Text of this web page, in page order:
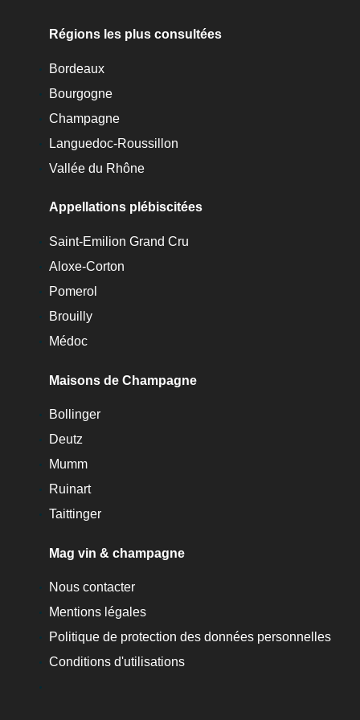
Régions les plus consultées
Bordeaux
Bourgogne
Champagne
Languedoc-Roussillon
Vallée du Rhône
Appellations plébiscitées
Saint-Emilion Grand Cru
Aloxe-Corton
Pomerol
Brouilly
Médoc
Maisons de Champagne
Bollinger
Deutz
Mumm
Ruinart
Taittinger
Mag vin & champagne
Nous contacter
Mentions légales
Politique de protection des données personnelles
Conditions d'utilisations